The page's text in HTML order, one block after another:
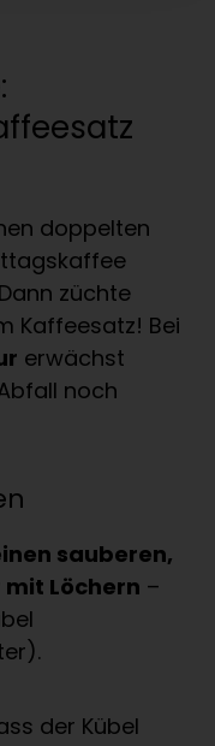
doppelten
züchte
Kaffeesatz! Bei
erwächst
noch
sauberen,
Löchern –
der Kübel